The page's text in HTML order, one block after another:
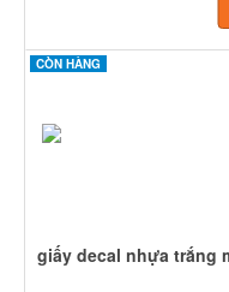
CÒN HÀNG
giấy decal nhựa trắng